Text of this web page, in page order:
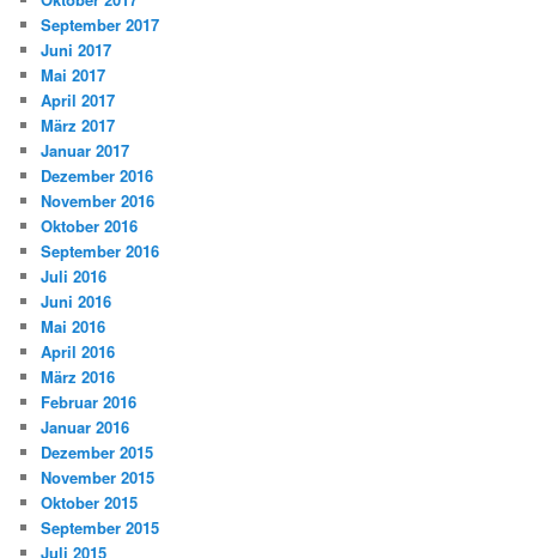
September 2017
Juni 2017
Mai 2017
April 2017
März 2017
Januar 2017
Dezember 2016
November 2016
Oktober 2016
September 2016
Juli 2016
Juni 2016
Mai 2016
April 2016
März 2016
Februar 2016
Januar 2016
Dezember 2015
November 2015
Oktober 2015
September 2015
Juli 2015